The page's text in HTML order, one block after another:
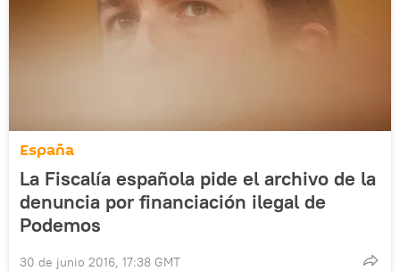
España
La Fiscalía española pide el archivo de la
denuncia por financiación ilegal de
Podemos
30 de junio 2016, 17:38 GMT